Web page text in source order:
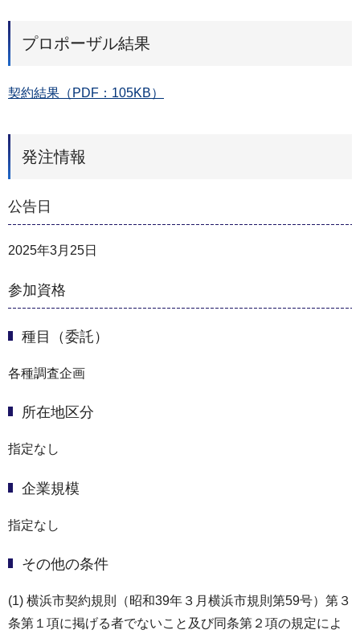
プロポーザル結果
契約結果（PDF：105KB）
発注情報
公告日
2025年3月25日
参加資格
種目（委託）
各種調査企画
所在地区分
指定なし
企業規模
指定なし
その他の条件
(1) 横浜市契約規則（昭和39年３月横浜市規則第59号）第３
条第１項に掲げる者でないこと及び同条第２項の規定によ